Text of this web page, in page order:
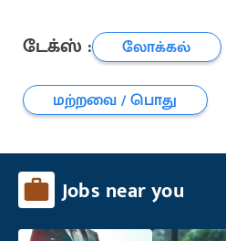
டேக்ஸ் :
லோக்கல்
மற்றவை / பொது
Jobs near you